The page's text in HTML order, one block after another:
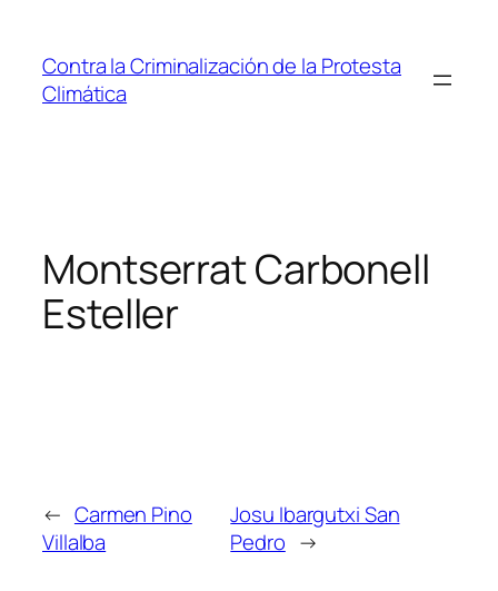
contenido
Contra la Criminalización de la Protesta
Climática
Montserrat Carbonell
Esteller
← Carmen Pino
Villalba
Josu Ibargutxi San
Pedro →